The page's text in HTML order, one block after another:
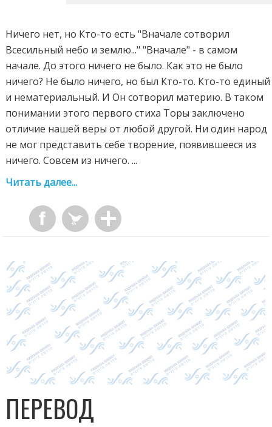
Ничего нет, но Кто-то есть "Вначале сотворил
Всесильный небо и землю..." "Вначале" - в самом
начале. До этого ничего не было. Как это не было
ничего? Не было ничего, но был Кто-то. Кто-то единый
и нематериальный. И Он сотворил материю. В таком
понимании этого первого стиха Торы заключено
отличие нашей веры от любой другой. Ни один народ
не мог представить себе творение, появившееся из
ничего. Совсем из ничего. ...
Читать далее...
ПЕРЕВОД